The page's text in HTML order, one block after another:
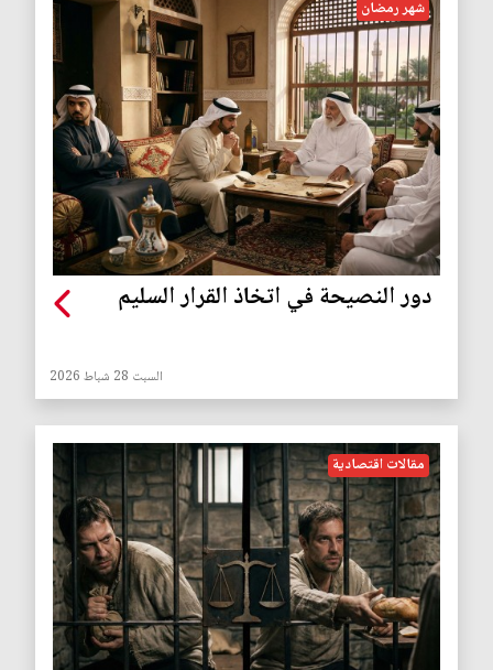
شهر رمضان
دور النصيحة في اتخاذ القرار السليم
السبت 28 شباط 2026
مقالات اقتصادية